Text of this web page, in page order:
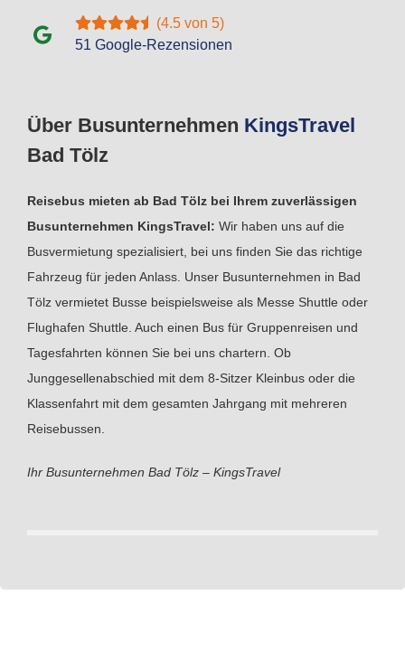
Über Busunternehmen KingsTravel
Bad Tölz
Reisebus mieten ab Bad Tölz bei Ihrem zuverlässigen
Busunternehmen KingsTravel: Wir haben uns auf die
Busvermietung spezialisiert, bei uns finden Sie das richtige
Fahrzeug für jeden Anlass. Unser Busunternehmen in Bad
Tölz vermietet Busse beispielsweise als Messe Shuttle oder
Flughafen Shuttle. Auch einen Bus für Gruppenreisen und
Tagesfahrten können Sie bei uns chartern. Ob
Junggesellenabschied mit dem 8-Sitzer Kleinbus oder die
Klassenfahrt mit dem gesamten Jahrgang mit mehreren
Reisebussen.
Ihr Busunternehmen Bad Tölz – KingsTravel
(4.5 von 5)
51 Google-Rezensionen